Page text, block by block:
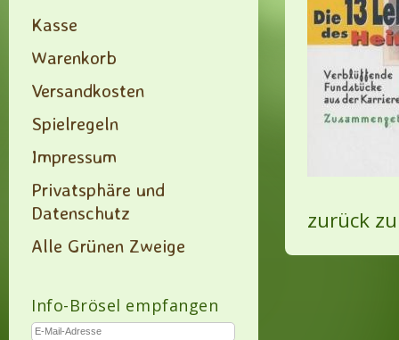
Kasse
Warenkorb
Versandkosten
Spielregeln
Impressum
Privatsphäre und
Datenschutz
Alle Grünen Zweige
Info-Brösel empfangen
zurück